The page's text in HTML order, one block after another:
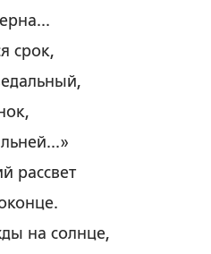
срок,
рассвет
на солнце,